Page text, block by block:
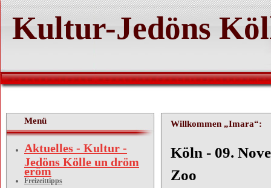
Kultur-Jedöns
Menü
Aktuelles - Kultur -
Jedöns Kölle un dröm
eröm
Freizeittipps
Willkommen „Imara“:
Köln -
Zoo